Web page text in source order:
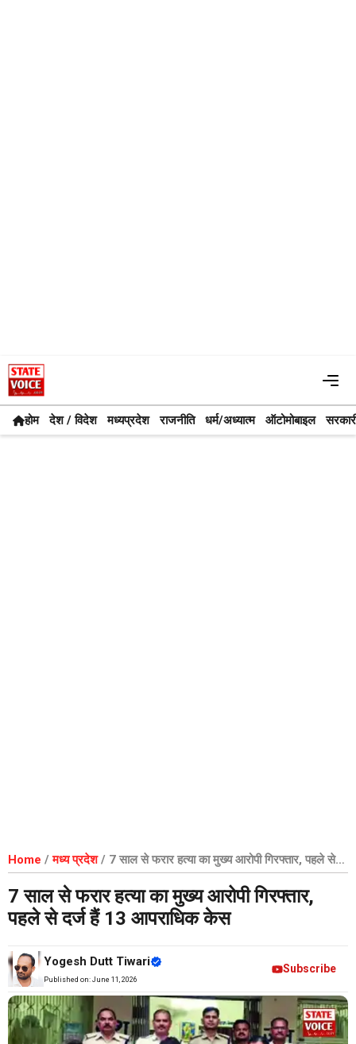
Skip
to
content
होम देश / विदेश मध्यप्रदेश राजनीति धर्म/अध्यात्म ऑटोमोबाइल
Home /मध्य प्रदेश/ 7 साल से फरार हत्या का मुख्य आरोपी गिरफ्तार, पहले से
दर्ज हैं 13 आपराधिक केस
7 साल से फरार हत्या का मुख्य आरोपी गिरफ्तार,
पहले से दर्ज हैं 13 आपराधिक केस
Yogesh Dutt Tiwari
Published on: June 11, 2026
Subscribe